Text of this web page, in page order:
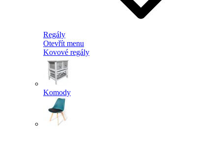
Regály
Otevřít menu
Kovové regály
Komody